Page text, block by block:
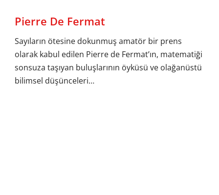
Pierre De Fermat
Sayıların ötesine dokunmuş amatör bir prens
olarak kabul edilen Pierre de Fermat’ın, matematiği
sonsuza taşıyan buluşlarının öyküsü ve olağanüstü
bilimsel düşünceleri…